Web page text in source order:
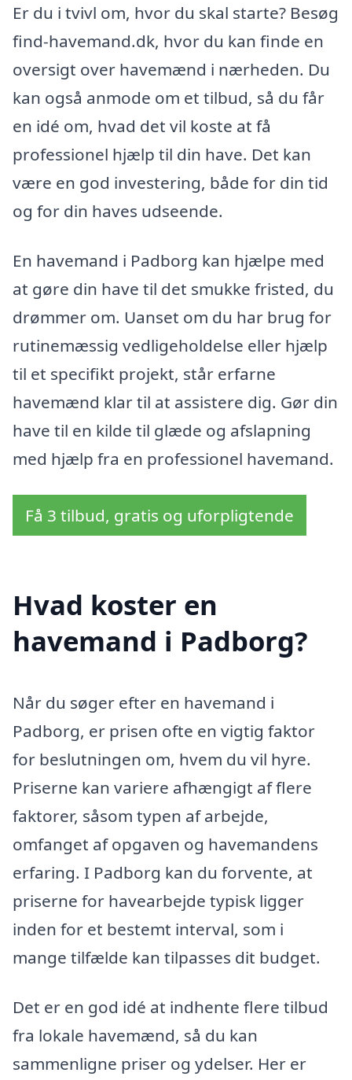
Er du i tvivl om, hvor du skal starte? Besøg
find-havemand.dk, hvor du kan finde en
oversigt over havemænd i nærheden. Du
kan også anmode om et tilbud, så du får
en idé om, hvad det vil koste at få
professionel hjælp til din have. Det kan
være en god investering, både for din tid
og for din haves udseende.
En havemand i Padborg kan hjælpe med
at gøre din have til det smukke fristed, du
drømmer om. Uanset om du har brug for
rutinemæssig vedligeholdelse eller hjælp
til et specifikt projekt, står erfarne
havemænd klar til at assistere dig. Gør din
have til en kilde til glæde og afslapning
med hjælp fra en professionel havemand.
Få 3 tilbud, gratis og uforpligtende
Hvad koster en
havemand i Padborg?
Når du søger efter en havemand i
Padborg, er prisen ofte en vigtig faktor
for beslutningen om, hvem du vil hyre.
Priserne kan variere afhængigt af flere
faktorer, såsom typen af arbejde,
omfanget af opgaven og havemandens
erfaring. I Padborg kan du forvente, at
priserne for havearbejde typisk ligger
inden for et bestemt interval, som i
mange tilfælde kan tilpasses dit budget.
Det er en god idé at indhente flere tilbud
fra lokale havemænd, så du kan
sammenligne priser og ydelser. Her er